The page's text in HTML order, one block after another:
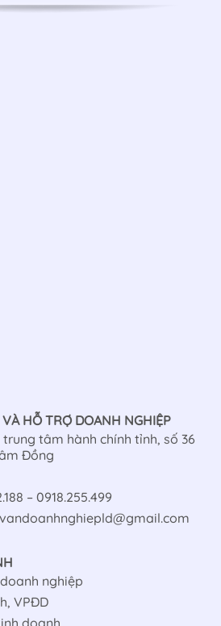
HỖ TRỢ DOANH NGHIỆP
trung tâm hành chính tỉnh, số 36
Đồng
– 0918.255.499
nghiệp
, VPĐD
doanh